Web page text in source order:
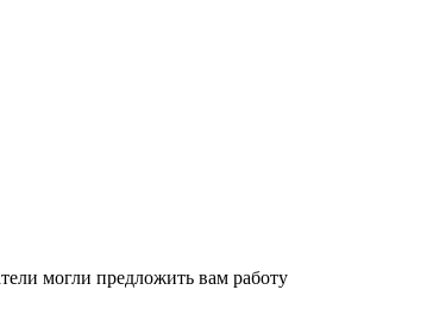
могли предложить вам работу